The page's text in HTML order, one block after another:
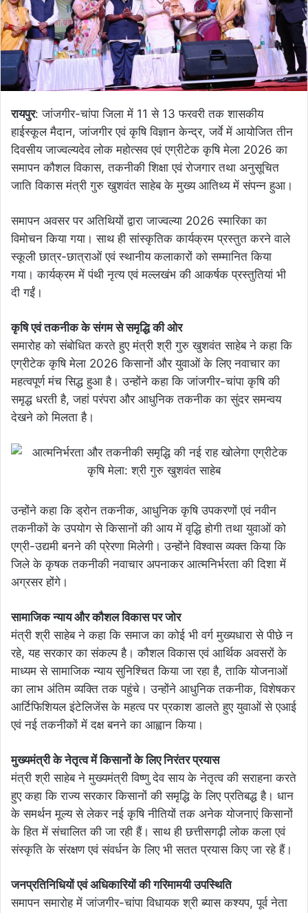
रायपुर: जांजगीर-चांपा जिला में 11 से 13 फरवरी तक शासकीय
हाईस्कूल मैदान, जांजगीर एवं कृषि विज्ञान केन्द्र, जर्वे में आयोजित तीन
दिवसीय जाज्वल्यदेव लोक महोत्सव एवं एग्रीटेक कृषि मेला 2026 का
समापन कौशल विकास, तकनीकी शिक्षा एवं रोजगार तथा अनुसूचित
जाति विकास मंत्री गुरु खुशवंत साहेब के मुख्य आतिथ्य में संपन्न हुआ।
समापन अवसर पर अतिथियों द्वारा जाज्वल्या 2026 स्मारिका का
विमोचन किया गया। साथ ही सांस्कृतिक कार्यक्रम प्रस्तुत करने वाले
स्कूली छात्र-छात्राओं एवं स्थानीय कलाकारों को सम्मानित किया
गया। कार्यक्रम में पंथी नृत्य एवं मल्लखंभ की आकर्षक प्रस्तुतियां भी
दी गईं।
कृषि एवं तकनीक के संगम से समृद्धि की ओर
समारोह को संबोधित करते हुए मंत्री श्री गुरु खुशवंत साहेब ने कहा कि
एग्रीटेक कृषि मेला 2026 किसानों और युवाओं के लिए नवाचार का
महत्वपूर्ण मंच सिद्ध हुआ है। उन्होंने कहा कि जांजगीर-चांपा कृषि की
समृद्ध धरती है, जहां परंपरा और आधुनिक तकनीक का सुंदर समन्वय
देखने को मिलता है।
उन्होंने कहा कि ड्रोन तकनीक, आधुनिक कृषि उपकरणों एवं नवीन
तकनीकों के उपयोग से किसानों की आय में वृद्धि होगी तथा युवाओं को
एग्री-उद्यमी बनने की प्रेरणा मिलेगी। उन्होंने विश्वास व्यक्त किया कि
जिले के कृषक तकनीकी नवाचार अपनाकर आत्मनिर्भरता की दिशा में
अग्रसर होंगे।
सामाजिक न्याय और कौशल विकास पर जोर
मंत्री श्री साहेब ने कहा कि समाज का कोई भी वर्ग मुख्यधारा से पीछे न
रहे, यह सरकार का संकल्प है। कौशल विकास एवं आर्थिक अवसरों के
माध्यम से सामाजिक न्याय सुनिश्चित किया जा रहा है, ताकि योजनाओं
का लाभ अंतिम व्यक्ति तक पहुंचे। उन्होंने आधुनिक तकनीक, विशेषकर
आर्टिफिशियल इंटेलिजेंस के महत्व पर प्रकाश डालते हुए युवाओं से एआई
एवं नई तकनीकों में दक्ष बनने का आह्वान किया।
मुख्यमंत्री के नेतृत्व में किसानों के लिए निरंतर प्रयास
मंत्री श्री साहेब ने मुख्यमंत्री विष्णु देव साय के नेतृत्व की सराहना करते
हुए कहा कि राज्य सरकार किसानों की समृद्धि के लिए प्रतिबद्ध है। धान
के समर्थन मूल्य से लेकर नई कृषि नीतियों तक अनेक योजनाएं किसानों
के हित में संचालित की जा रही हैं। साथ ही छत्तीसगढ़ी लोक कला एवं
संस्कृति के संरक्षण एवं संवर्धन के लिए भी सतत प्रयास किए जा रहे हैं।
जनप्रतिनिधियों एवं अधिकारियों की गरिमामयी उपस्थिति
समापन समारोह में जांजगीर-चांपा विधायक श्री ब्यास कश्यप, पूर्व नेता